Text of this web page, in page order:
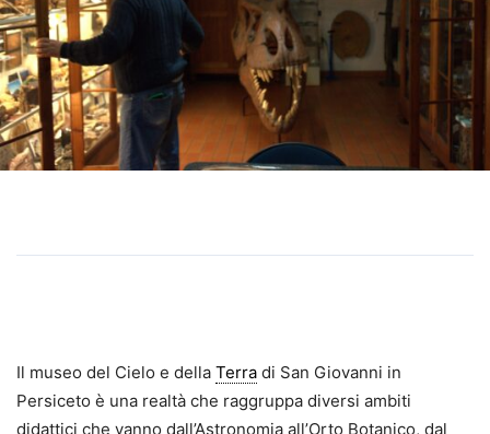
Il museo del Cielo e della Terra di San Giovanni in
Persiceto è una realtà che raggruppa diversi ambiti
didattici che vanno dall’Astronomia all’Orto Botanico, dal